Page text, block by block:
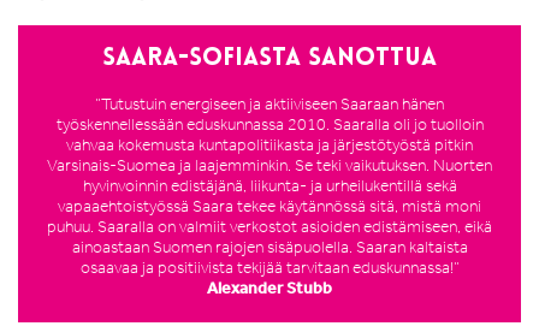
Saara-Sofiasta sanottua
”Tutustuin energiseen ja aktiiviseen Saaraan hänen
työskennellessään eduskunnassa 2010. Saaralla oli jo tuolloin
vahvaa kokemusta kuntapolitiikasta ja järjestötyöstä pitkin
Varsinais-Suomea ja laajemminkin. Se teki vaikutuksen. Nuorten
hyvinvoinnin edistäjänä, liikunta- ja urheilukentillä sekä
vapaaehtoistyössä Saara tekee käytännössä sitä, mistä moni
puhuu. Saaralla on valmiit verkostot asioiden edistämiseen, eikä
ainoastaan Suomen rajojen sisäpuolella. Saaran kaltaista
osaavaa ja positiivista tekijää tarvitaan eduskunnassa!”
Alexander Stubb